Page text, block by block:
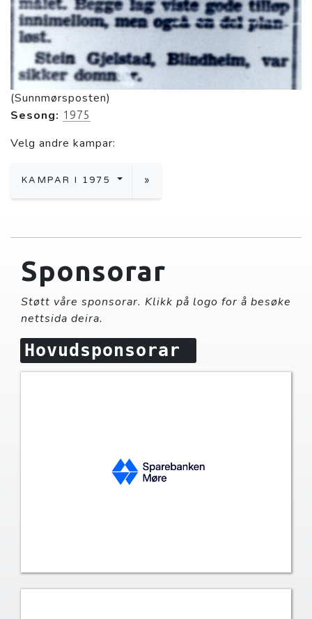
(Sunnmørsposten)
Sesong: 1975
Velg andre kampar:
KAMPAR I 1975 »
Sponsorar
Støtt våre sponsorar. Klikk på logo for å besøke
nettsida deira.
Hovudsponsorar